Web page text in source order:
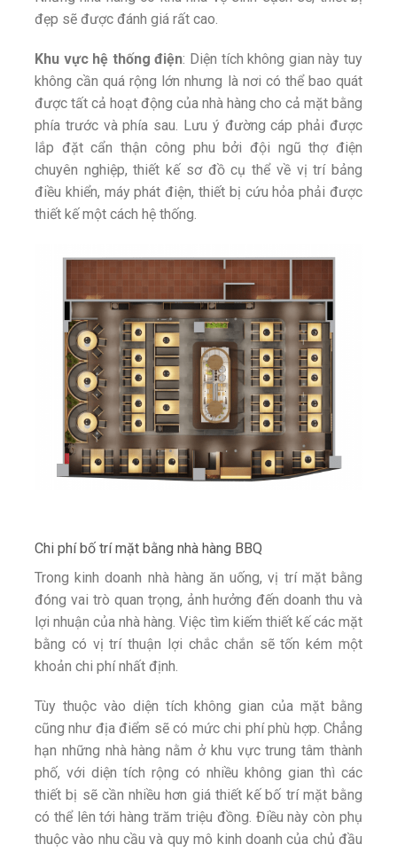
đẹp sẽ được đánh giá rất cao.
Khu vực hệ thống điện: Diện tích không gian này tuy
không cần quá rộng lớn nhưng là nơi có thể bao quát
được tất cả hoạt động của nhà hàng cho cả mặt bằng
phía trước và phía sau. Lưu ý đường cáp phải được
lắp đặt cẩn thận công phu bởi đội ngũ thợ điện
chuyên nghiệp, thiết kế sơ đồ cụ thể về vị trí bảng
điều khiển, máy phát điện, thiết bị cứu hỏa phải được
thiết kế một cách hệ thống.
Chi phí bố trí mặt bằng nhà hàng BBQ
Trong kinh doanh nhà hàng ăn uống, vị trí mặt bằng
đóng vai trò quan trọng, ảnh hưởng đến doanh thu và
lợi nhuận của nhà hàng. Việc tìm kiếm thiết kế các mặt
bằng có vị trí thuận lợi chắc chắn sẽ tốn kém một
khoản chi phí nhất định.
Tùy thuộc vào diện tích không gian của mặt bằng
cũng như địa điểm sẽ có mức chi phí phù hợp. Chẳng
hạn những nhà hàng nằm ở khu vực trung tâm thành
phố, với diện tích rộng có nhiều không gian thì các
thiết bị sẽ cần nhiều hơn giá thiết kế bố trí mặt bằng
có thể lên tới hàng trăm triệu đồng. Điều này còn phụ
thuộc vào nhu cầu và quy mô kinh doanh của chủ đầu